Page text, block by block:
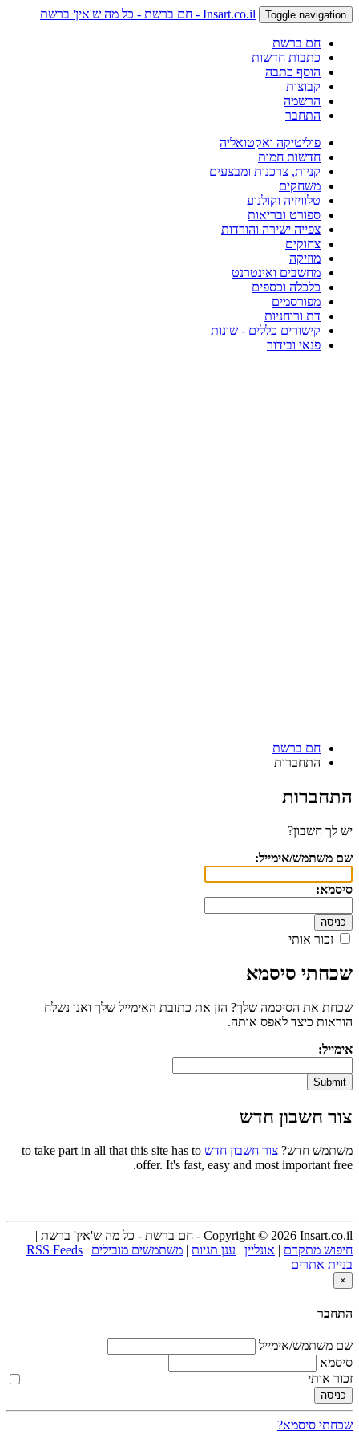
Toggle navigation Insart.co.il - חם ברשת - כל מה ש'אין' ברשת
חם ברשת
כתבות חדשות
הוסף כתבה
קבוצות
הרשמה
התחבר
פוליטיקה ואקטואליה
חדשות חמות
קניות, צרכנות ומבצעים
משחקים
טלוויזיה וקולנוע
ספורט ובריאות
צפייה ישירה והורדות
צחוקים
מוזיקה
מחשבים ואינטרנט
כלכלה וכספים
מפורסמים
דת ורוחניות
קישורים כללים - שונות
פנאי ובידור
חם ברשת
התחברות
התחברות
יש לך חשבון?
שם משתמש/אימייל:
סיסמא:
זכור אותי
שכחתי סיסמא
שכחת את הסיסמה שלך? הזן את כתובת האימייל שלך ואנו נשלח
הוראות כיצד לאפס אותה.
אימייל:
צור חשבון חדש
משתמש חדש? צור חשבון חדש to take part in all that this site has to
offer. It's fast, easy and most important free.
Copyright © 2026 Insart.co.il - חם ברשת - כל מה ש'אין' ברשת |
חיפוש מתקדם | אונליין | ענן תגיות | משתמשים מובילים |
RSS Feeds
|
בניית אתרים
×
התחבר
שם משתמש/אימייל
סיסמא
זכור אותי
שכחתי סיסמא?